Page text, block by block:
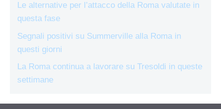
Le alternative per l’attacco della Roma valutate in
questa fase
Segnali positivi su Summerville alla Roma in
questi giorni
La Roma continua a lavorare su Tresoldi in queste
settimane